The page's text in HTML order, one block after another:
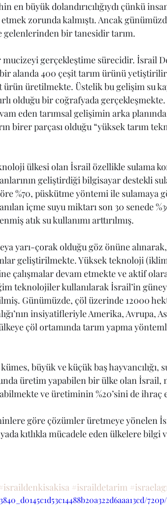
en büyük dolandırıcılığıydı çünkü
zorunda kalmıştı. Ancak
bir tanesidir tarım.
mucizeyi gerçekleştime sürecidir. İsrail
alanda 400 çeşit tarım ürünü
ürün üretilmekte. Üstelik bu gelişim su
olduğu bir coğrafyada
eden tarımsal gelişimin arka
birer parçası olduğu “yüksek tarım
ülkesi olan İsrail özellikle sulama
geliştirdiği bilgisayar destekli
%70, püskütme yöntemi ile sulamaya
içme suyu miktarı son 30 senede
atık su kullanımı arttırılmış.
yarı-çorak olduğu göz önüne alınarak,
geliştirilmekte. Yüksek teknoloji
çalışmalar devam etmekte ve aktif
teknolojiler kullanılarak İsrail’in
Günümüzde, çöl üzerinde 12000
insiyatifleriyle Amerika, Avrupa,
çöl ortamında tarım yapma
büyük ve küçük baş hayvancılığı,
üretim yapabilen bir ülke olan İsrail,
ve üretiminin %20’sini de ihraç
göre çözümler üretmeye yönelen
kıtlıkla mücadele eden ülkelere bilgi
#israildenkisakisa #israildetarim